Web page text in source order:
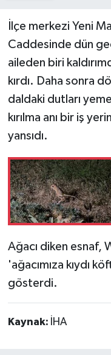
İlçe merkezi Yeni
Caddesinde dün
aileden biri
kırdı. Daha sonra
daldaki dutları
kırılma anı bir iş
yansıdı.
Ağacı diken esnaf,
'ağacımıza kıydı
gösterdi.
Kaynak: İHA
Teknoloji
Yaşam